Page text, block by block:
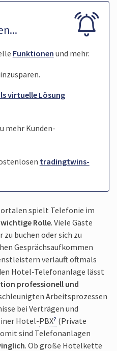
Funktionen und mehr.
virtuelle Lösung
mehr Kunden­
tradingtwins-
spielt Telefonie im
Rolle. Viele Gäste
buchen oder sich zu
Gesprächs­aufkommen
verläuft oftmals
Hotel-Telefonanlage lässt
professionell und
Arbeits­prozessen
bei Verträgen und
Hotel-PBX (Private
sind Telefon­anlagen
. Ob große Hotel­kette